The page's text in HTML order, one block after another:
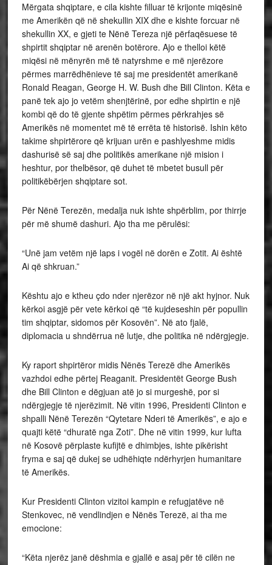
Mërgata shqiptare, e cila kishte filluar të krijonte miqësinë
me Amerikën që në shekullin XIX dhe e kishte forcuar në
shekullin XX, e gjeti te Nënë Tereza një përfaqësuese të
shpirtit shqiptar në arenën botërore. Ajo e thelloi këtë
miqësi në mënyrën më të natyrshme e më njerëzore
përmes marrëdhënieve të saj me presidentët amerikanë
Ronald Reagan, George H. W. Bush dhe Bill Clinton. Këta e
panë tek ajo jo vetëm shenjtërinë, por edhe shpirtin e një
kombi që do të gjente shpëtim përmes përkrahjes së
Amerikës në momentet më të errëta të historisë. Ishin këto
takime shpirtërore që krijuan urën e pashlyeshme midis
dashurisë së saj dhe politikës amerikane një mision i
heshtur, por thelbësor, që duhet të mbetet busull për
politikëbërjen shqiptare sot.
Për Nënë Terezën, medalja nuk ishte shpërblim, por thirrje
për më shumë dashuri. Ajo tha me përulësi:
“Unë jam vetëm një laps i vogël në dorën e Zotit. Ai është
Ai që shkruan.”
Kështu ajo e ktheu çdo nder njerëzor në një akt hyjnor. Nuk
kërkoi asgjë për vete kërkoi që “të kujdeseshin për popullin
tim shqiptar, sidomos për Kosovën”. Në ato fjalë,
diplomacia u shndërrua në lutje, dhe politika në ndërgjegje.
Ky raport shpirtëror midis Nënës Terezë dhe Amerikës
vazhdoi edhe përtej Reaganit. Presidentët George Bush
dhe Bill Clinton e dëgjuan atë jo si murgeshë, por si
ndërgjegje të njerëzimit. Në vitin 1996, Presidenti Clinton e
shpalli Nënë Terezën “Qytetare Nderi të Amerikës”, e ajo e
quajti këtë “dhuratë nga Zoti”. Dhe në vitin 1999, kur lufta
në Kosovë përplaste kufijtë e dhimbjes, ishte pikërisht
fryma e saj që dukej se udhëhiqte ndërhyrjen humanitare
të Amerikës.
Kur Presidenti Clinton vizitoi kampin e refugjatëve në
Stenkovec, në vendlindjen e Nënës Terezë, ai tha me
emocione:
“Këta njerëz janë dëshmia e gjallë e asaj për të cilën ne